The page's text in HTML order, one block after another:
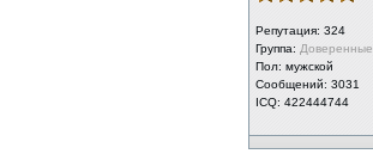
Репутация: 324
Группа: Доверенные
Пол: мужской
Сообщений: 3031
ICQ: 422444744